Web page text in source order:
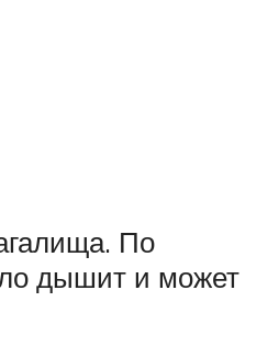
По
дышит и может